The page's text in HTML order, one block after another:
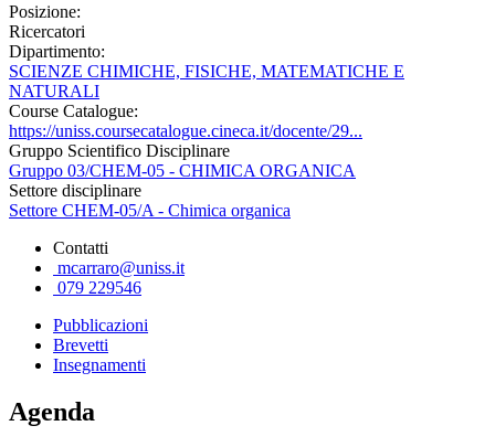
Posizione:
Ricercatori
Dipartimento:
SCIENZE CHIMICHE, FISICHE, MATEMATICHE E
NATURALI
Course Catalogue:
https://uniss.coursecatalogue.cineca.it/docente/29...
Gruppo Scientifico Disciplinare
Gruppo 03/CHEM-05 - CHIMICA ORGANICA
Settore disciplinare
Settore CHEM-05/A - Chimica organica
Contatti
mcarraro@uniss.it
079 229546
Pubblicazioni
Brevetti
Insegnamenti
Agenda